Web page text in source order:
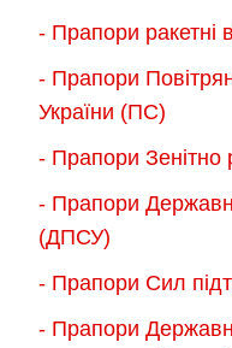
- Прапори ракетні
- Прапори
України (ПС)
- Прапори Зенітно
- Прапори
(ДПСУ)
- Прапори Сил
- Прапори